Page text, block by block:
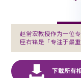
赵常宏教授作为一位
座右铭是「专注于最重